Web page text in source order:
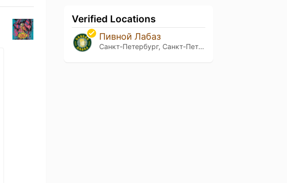
Verified Locations
Пивной Лабаз
Санкт-Петербург, Санкт-Петербург